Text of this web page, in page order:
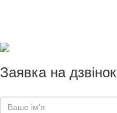
Заявка на дзвінок